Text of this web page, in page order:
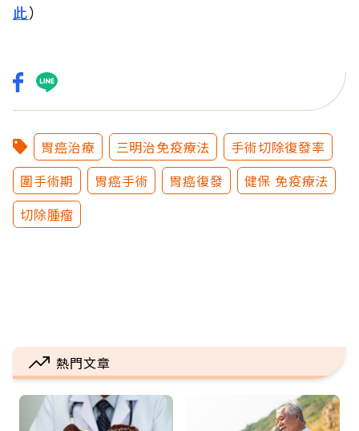
此）
胃癌治療 三明治免疫療法
手術切除復發率
圍手術期
胃癌手術 胃癌復發
健保 免疫療法
切除腫瘤
熱門文章